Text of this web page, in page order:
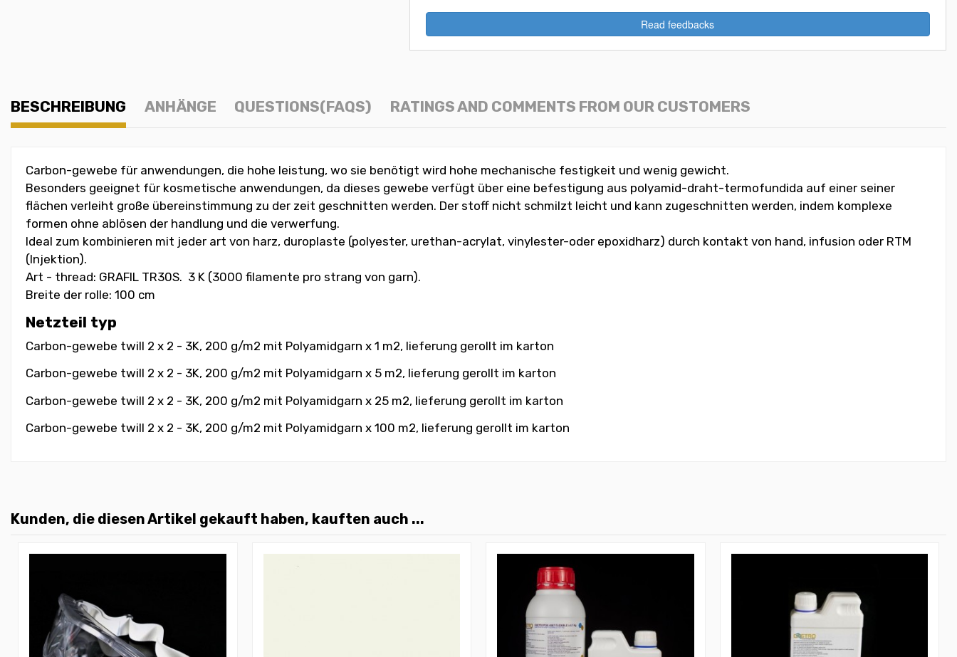
Read feedbacks
BESCHREIBUNG ANHÄNGE QUESTIONS(FAQS) RATINGS AND COMMENTS FROM OUR CUSTOMERS
Carbon-gewebe für anwendungen, die hohe leistung, wo sie benötigt wird hohe mechanische festigkeit und wenig gewicht.
Besonders geeignet für kosmetische anwendungen, da dieses gewebe verfügt über eine befestigung aus polyamid-draht-termofundida auf einer seiner
flächen verleiht große übereinstimmung zu der zeit geschnitten werden. Der stoff nicht schmilzt leicht und kann zugeschnitten werden, indem komplexe
formen ohne ablösen der handlung und die verwerfung.
Ideal zum kombinieren mit jeder art von harz, duroplaste (polyester, urethan-acrylat, vinylester-oder epoxidharz) durch kontakt von hand, infusion oder RTM
(Injektion).
Art - thread: GRAFIL TR30S. 3 K (3000 filamente pro strang von garn).
Breite der rolle: 100 cm
Netzteil typ
Carbon-gewebe twill 2 x 2 - 3K, 200 g/m2 mit Polyamidgarn x 1 m2, lieferung gerollt im karton
Carbon-gewebe twill 2 x 2 - 3K, 200 g/m2 mit Polyamidgarn x 5 m2, lieferung gerollt im karton
Carbon-gewebe twill 2 x 2 - 3K, 200 g/m2 mit Polyamidgarn x 25 m2, lieferung gerollt im karton
Carbon-gewebe twill 2 x 2 - 3K, 200 g/m2 mit Polyamidgarn x 100 m2, lieferung gerollt im karton
Kunden, die diesen Artikel gekauft haben, kauften auch ...